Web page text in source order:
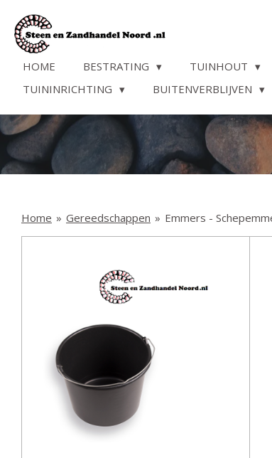
direct
naar
HOME BESTRATING TUINHOUT
TUININRICHTING
BUITENVERBLIJVEN
Home » Gereedschappen » Emmers -